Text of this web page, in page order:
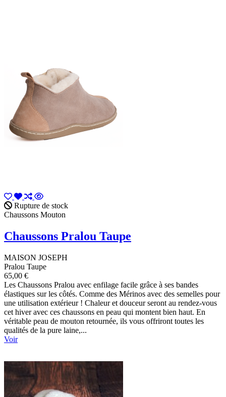
Rupture de stock
Chaussons Mouton
Chaussons Pralou Taupe
MAISON JOSEPH
Pralou Taupe
65,00 €
Les Chaussons Pralou avec enfilage facile grâce à ses bandes
élastiques sur les côtés. Comme des Mérinos avec des semelles pour
une utilisation extérieur ! Chaleur et douceur seront au rendez-vous
cet hiver avec ces chaussons en peau qui montent bien haut. En
véritable peau de mouton retournée, ils vous offriront toutes les
qualités de la pure laine,...
Voir